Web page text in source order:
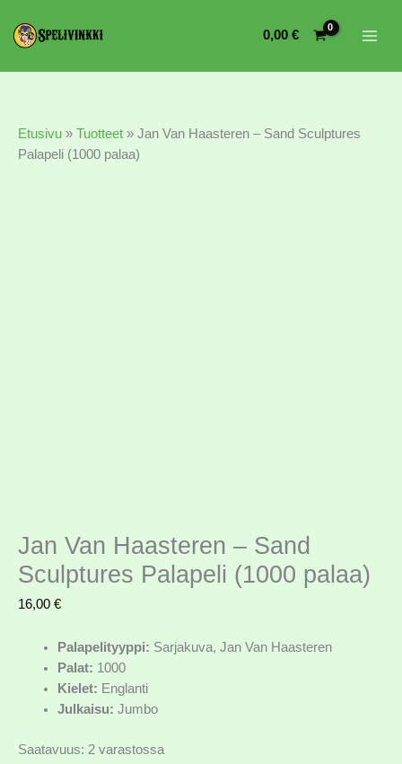
0,00€
Etusivu » Tuotteet » Jan Van Haasteren – Sand Sculptures
Palapeli (1000 palaa)
Jan Van Haasteren – Sand
Sculptures Palapeli (1000 palaa)
16,00 €
Palapelityyppi: Sarjakuva, Jan Van Haasteren
Palat: 1000
Kielet: Englanti
Julkaisu: Jumbo
Saatavuus: 2 varastossa
Van
Haasteren
-
Palapeli
(1000